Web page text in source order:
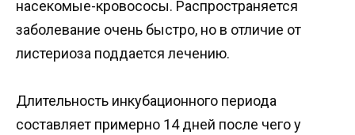
насекомые-кровососы. Распространяется
заболевание очень быстро, но в отличие от
листериоза поддается лечению.
Длительность инкубационного периода
составляет примерно 14 дней после чего у